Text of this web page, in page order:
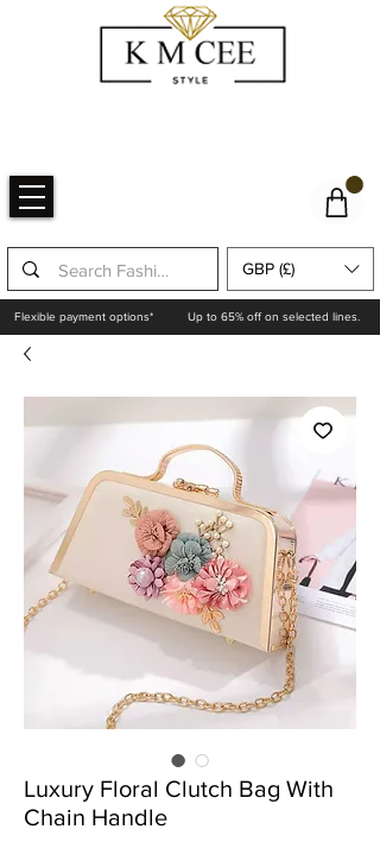
GBP (£)
Flexible payment options* Up to 65% off on selected lines.
Luxury Floral Clutch Bag With
Chain Handle